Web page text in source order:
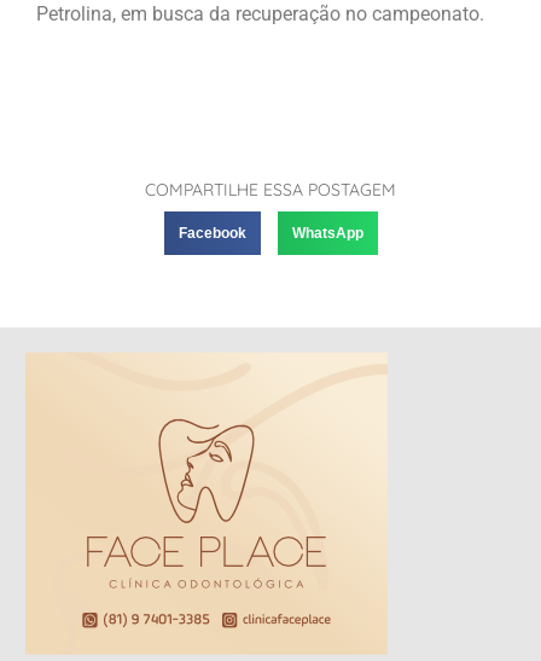
Petrolina, em busca da recuperação no campeonato.
COMPARTILHE ESSA POSTAGEM
Facebook WhatsApp